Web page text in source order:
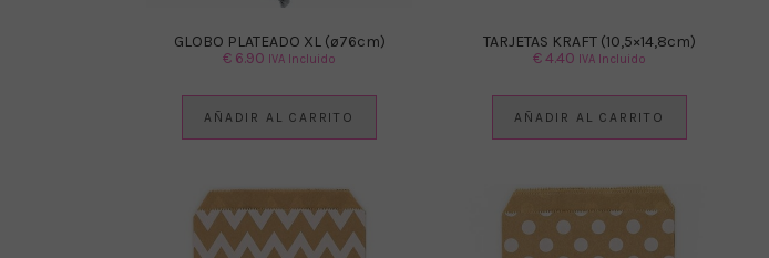
GLOBO PLATEADO XL (ø76cm)
€ 6.90 IVA Incluido
AÑADIR AL CARRITO
TARJETAS KRAFT (10,5×14,8cm)
€4.40 IVA Incluido
AÑADIR AL CARRITO